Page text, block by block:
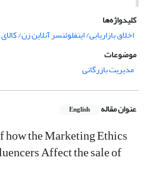
کلیدواژه‌ها
اخلاق بازاریابی/ اینفلوئنسر آنلاین زن/
موضوعات
مدیریت بازرگانی
عنوان مقاله English
how the Marketing Ethics
Affect the sale of